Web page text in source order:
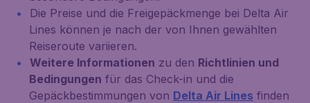
Die Preise und die Freigepäckmenge bei Delta Air
Lines können je nach der von Ihnen gewählten
Reiseroute variieren.
Weitere Informationen zu den Richtlinien und
Bedingungen für das Check-in und die
Gepäckbestimmungen von Delta Air Lines finden